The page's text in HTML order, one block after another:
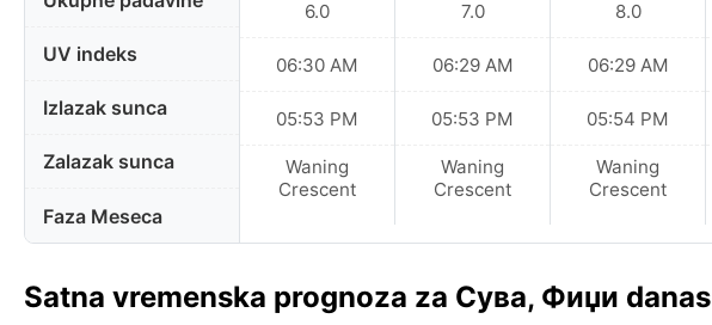
UV indeks
Izlazak sunca
Zalazak sunca
Faza Meseca
6.0
06:30 AM
05:53 PM
Waning
Crescent
7.0
06:29 AM
05:53 PM
Waning
Crescent
8.0
06:29 AM
05:54 PM
Waning
Crescent
Satna vremenska prognoza za Сува, Фиџи danas